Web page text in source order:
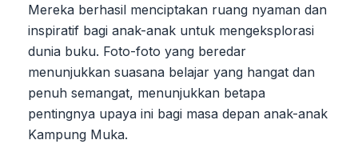
Mereka berhasil menciptakan ruang nyaman dan
inspiratif bagi anak-anak untuk mengeksplorasi
dunia buku. Foto-foto yang beredar
menunjukkan suasana belajar yang hangat dan
penuh semangat, menunjukkan betapa
pentingnya upaya ini bagi masa depan anak-anak
Kampung Muka.